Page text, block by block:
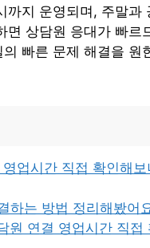
지 운영되며, 주말과
상담원 응대가 빠르
빠른 문제 해결을 원
업시간 직접 확인해
하는 방법 정리해봤어
원 연결 영업시간 직접